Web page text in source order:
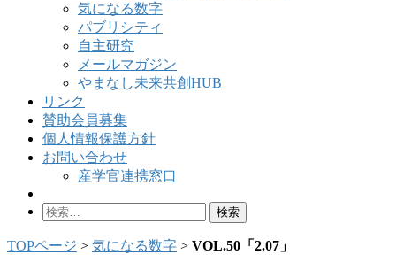
気になる数字
パブリシティ
自主研究
メールマガジン
やまなし未来共創HUB
リンク
賛助会員募集
個人情報保護方針
お問い合わせ
産学官連携窓口
検
TOPページ > 気になる数字 > VOL.50「2.07」